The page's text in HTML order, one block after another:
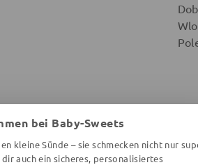
DER MARKE
bei Baby-Sweets
kleine Sünde – sie schmecken nicht nur
auch ein sicheres, personalisiertes